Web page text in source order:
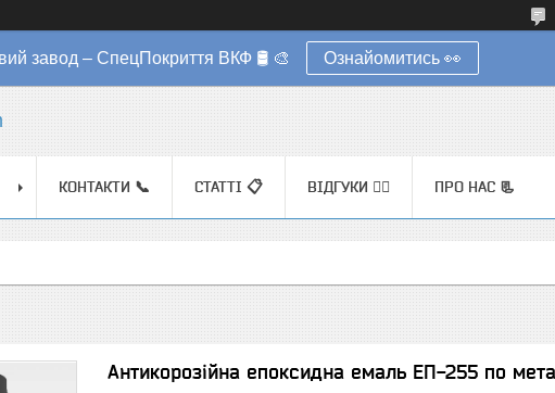
завод – СпецПокриття ВКФ 🛢️ 🎨 Ознайомитись 👀
КОНТАКТИ 📞 СТАТТІ 📋 ВІДГУКИ ✍🏼 ПРО НАС 📃
Антикорозійна епоксидна емаль ЕП-255 по